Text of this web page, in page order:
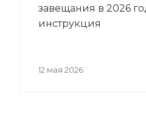
завещания в 2026
инструкция
12 мая 2026